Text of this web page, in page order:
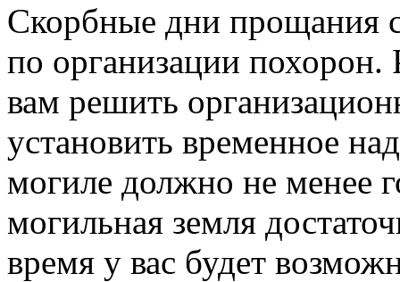
Скорбные дни прощания
по организации похорон.
вам решить
установить временное
могиле должно не менее
могильная земля
время у вас будет